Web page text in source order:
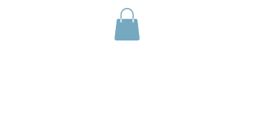
Réserver